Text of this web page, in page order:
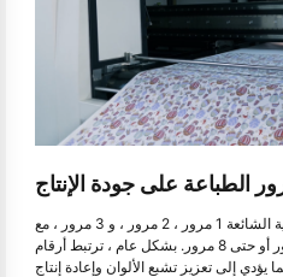
الطباعة على جودة الإنتاج
تشمل تكوينات مرور الطباعة الرقمية الشائعة 1 مرور ، 2 مرور ، و 3 مرور ، مع
أوضاع عالية الدقة تمتد إلى 4 مرور أو حتى 8 مرور. بشكل عام ، ترتبط أرقام
إلى تعزيز تشبع الألوان وإعادة إنتاج